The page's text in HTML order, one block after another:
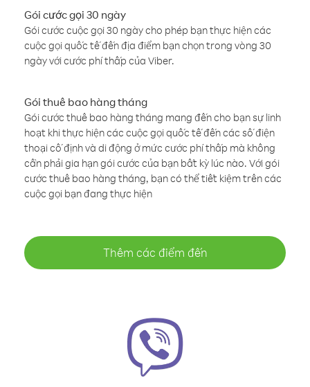
Gói cước gọi 30 ngày
Gói cước cuộc gọi 30 ngày cho phép bạn thực hiện các
cuộc gọi quốc tế đến địa điểm bạn chọn trong vòng 30
ngày với cước phí thấp của Viber.
Gói thuê bao hàng tháng
Gói cước thuê bao hàng tháng mang đến cho bạn sự linh
hoạt khi thực hiện các cuộc gọi quốc tế đến các số điện
thoại cố định và di động ở mức cước phí thấp mà không
cần phải gia hạn gói cước của bạn bất kỳ lúc nào. Với gói
cước thuê bao hàng tháng, bạn có thể tiết kiệm trên các
cuộc gọi bạn đang thực hiện
Thêm các điểm đến